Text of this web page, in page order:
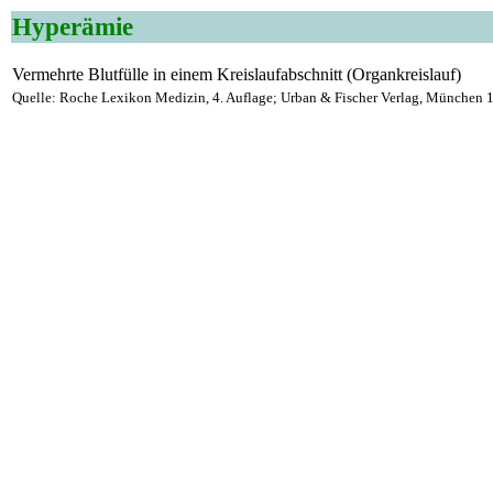
Hyperämie
Vermehrte Blutfülle in einem Kreislaufabschnitt (Organkreislauf)
Quelle: Roche Lexikon Medizin, 4. Auflage; Urban & Fischer Verlag, München